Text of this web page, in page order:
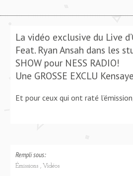
La vidéo exclusive du Live
Feat. Ryan Ansah dans les
SHOW pour NESS RADIO!
Une GROSSE EXCLU
Et pour ceux qui ont raté
Rempli sous:
Émissions Vidéos